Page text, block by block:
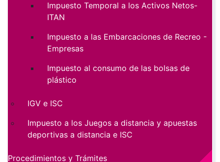
Impuesto Temporal a los Activos Netos-
ITAN
Impuesto a las Embarcaciones de Recreo -
Empresas
Impuesto al consumo de las bolsas de
plástico
IGV e ISC
Impuesto a los Juegos a distancia y apuestas
deportivas a distancia e ISC
Procedimientos y Trámites